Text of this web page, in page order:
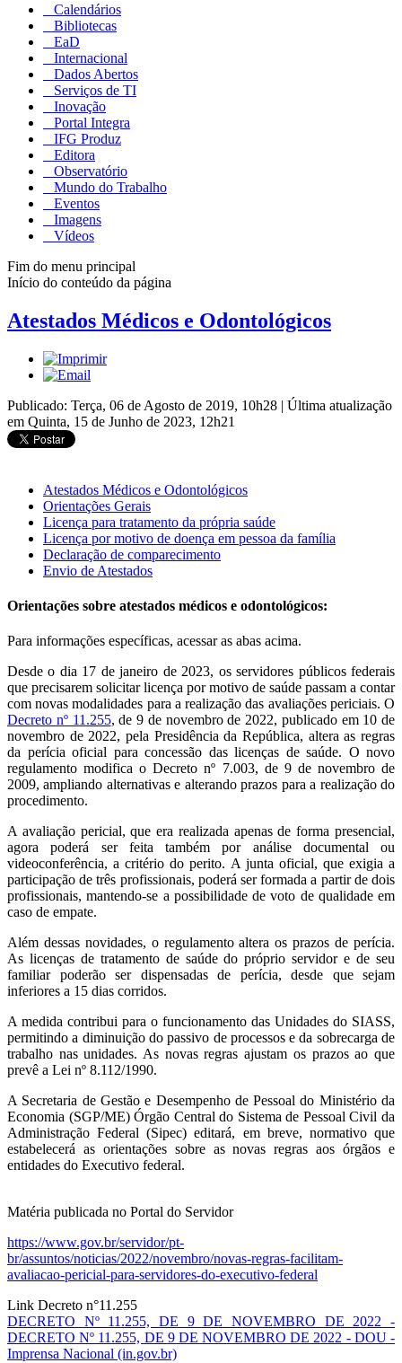
Calendários
Bibliotecas
EaD
Internacional
Dados Abertos
Serviços de TI
Inovação
Portal Integra
IFG Produz
Editora
Observatório
Mundo do Trabalho
Eventos
Imagens
Vídeos
Fim do menu principal
Início do conteúdo da página
Atestados Médicos e Odontológicos
Publicado: Terça, 06 de Agosto de 2019, 10h28 | Última atualização
em Quinta, 15 de Junho de 2023, 12h21
Atestados Médicos e Odontológicos
Orientações Gerais
Licença para tratamento da própria saúde
Licença por motivo de doença em pessoa da família
Declaração de comparecimento
Envio de Atestados
Orientações sobre atestados médicos e odontológicos:
Para informações específicas, acessar as abas acima.
Desde o dia 17 de janeiro de 2023, os servidores públicos federais
que precisarem solicitar licença por motivo de saúde passam a contar
com novas modalidades para a realização das avaliações periciais. O
Decreto nº 11.255, de 9 de novembro de 2022, publicado em 10 de
novembro de 2022, pela Presidência da República, altera as regras
da perícia oficial para concessão das licenças de saúde. O novo
regulamento modifica o Decreto nº 7.003, de 9 de novembro de
2009, ampliando alternativas e alterando prazos para a realização do
procedimento.
A avaliação pericial, que era realizada apenas de forma presencial,
agora poderá ser feita também por análise documental ou
videoconferência, a critério do perito. A junta oficial, que exigia a
participação de três profissionais, poderá ser formada a partir de dois
profissionais, mantendo-se a possibilidade de voto de qualidade em
caso de empate.
Além dessas novidades, o regulamento altera os prazos de perícia.
As licenças de tratamento de saúde do próprio servidor e de seu
familiar poderão ser dispensadas de perícia, desde que sejam
inferiores a 15 dias corridos.
A medida contribui para o funcionamento das Unidades do SIASS,
permitindo a diminuição do passivo de processos e da sobrecarga de
trabalho nas unidades. As novas regras ajustam os prazos ao que
prevê a Lei nº 8.112/1990.
A Secretaria de Gestão e Desempenho de Pessoal do Ministério da
Economia (SGP/ME) Órgão Central do Sistema de Pessoal Civil da
Administração Federal (Sipec) editará, em breve, normativo que
estabelecerá as orientações sobre as novas regras aos órgãos e
entidades do Executivo federal.
Matéria publicada no Portal do Servidor
https://www.gov.br/servidor/pt-
br/assuntos/noticias/2022/novembro/novas-regras-facilitam-
avaliacao-pericial-para-servidores-do-executivo-federal
Link Decreto n°11.255
DECRETO Nº 11.255, DE 9 DE NOVEMBRO DE 2022 -
DECRETO Nº 11.255, DE 9 DE NOVEMBRO DE 2022 - DOU -
Imprensa Nacional (in.gov.br)